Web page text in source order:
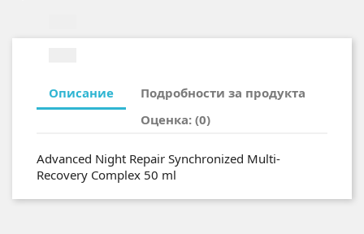
Описание
Подробности за продукта
Оценка: (0)
Advanced Night Repair Synchronized Multi-
Recovery Complex 50 ml